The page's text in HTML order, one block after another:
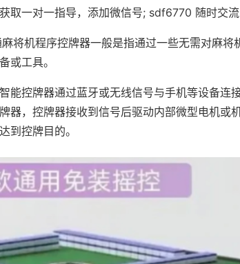
取一对一指导，添加微信号; sdf6770 随时交流
将机程序控牌器一般是指通过一些无需对麻将
或工具。
能控牌器通过蓝牙或无线信号与手机等设备连
器，控牌器接收到信号后驱动内部微型电机或
到控牌目的。